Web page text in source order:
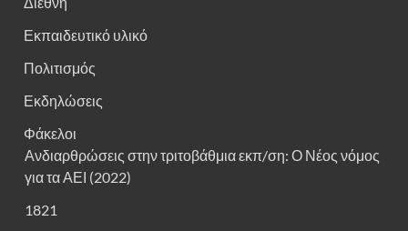
Εκπαιδευτικό υλικό
Πολιτισμός
Εκδηλώσεις
Φάκελοι
Ανδιαρθρώσεις στην τριτοβάθμια εκπ/ση: Ο Νέος νόμος
για τα ΑΕΙ (2022)
1821